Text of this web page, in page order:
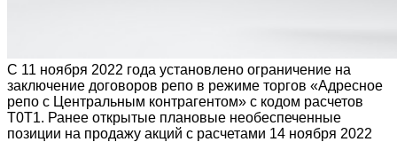
С 11 ноября 2022 года установлено ограничение на
заключение договоров репо в режиме торгов «Адресное
репо с Центральным контрагентом» с кодом расчетов
Т0Т1. Ранее открытые плановые необеспеченные
позиции на продажу акций с расчетами 14 ноября 2022